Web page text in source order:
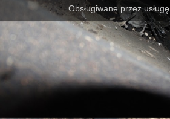
Obsługiwane przez usługę